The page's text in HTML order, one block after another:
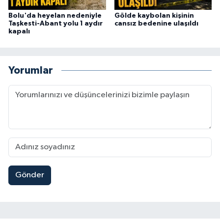
Bolu'da heyelan nedeniyle
Taşkesti-Abant yolu 1 aydır
kapalı
Gölde kaybolan kişinin
cansız bedenine ulaşıldı
Yorumlar
Gönder